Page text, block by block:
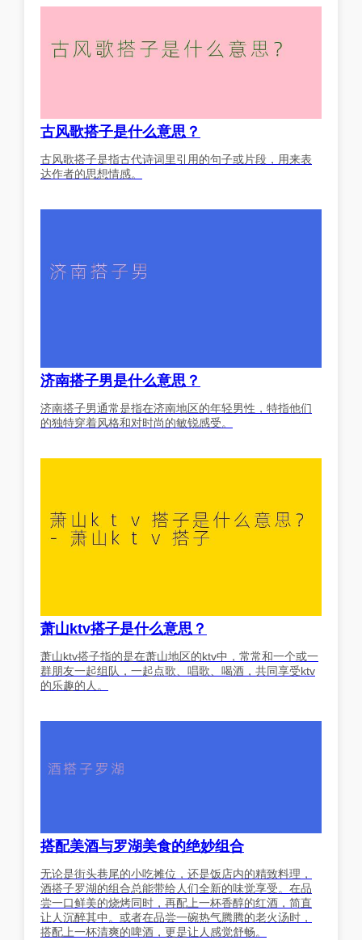
古风歌搭子是什么意思？
古风歌搭子是指古代诗词里引用的句子或片段，用来表
达作者的思想情感。
济南搭子男是什么意思？
济南搭子男通常是指在济南地区的年轻男性，特指他们
的独特穿着风格和对时尚的敏锐感受。
萧山ktv搭子是什么意思？
萧山ktv搭子指的是在萧山地区的ktv中，常常和一个或一
群朋友一起组队，一起点歌、唱歌、喝酒，共同享受ktv
的乐趣的人。
搭配美酒与罗湖美食的绝妙组合
无论是街头巷尾的小吃摊位，还是饭店内的精致料理，
酒搭子罗湖的组合总能带给人们全新的味觉享受。在品
尝一口鲜美的烧烤同时，再配上一杯香醇的红酒，简直
让人沉醉其中。或者在品尝一碗热气腾腾的老火汤时，
搭配上一杯清爽的啤酒，更是让人感觉舒畅。